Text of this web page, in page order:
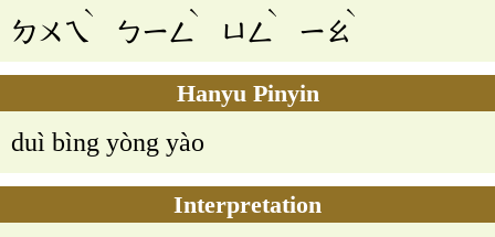
ㄉㄨㄟ
ˋ
ㄅㄧㄥ
ˋ
ㄩㄥ
ˋ
ㄧㄠ
ˋ
Hanyu Pinyin
duì bìng yòng yào
Interpretation